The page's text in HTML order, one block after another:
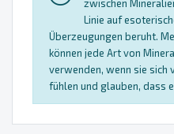
zwischen
Linie auf
Überzeugungen beruht.
können jede Art von
verwenden, wenn sie sich
fühlen und glauben, dass